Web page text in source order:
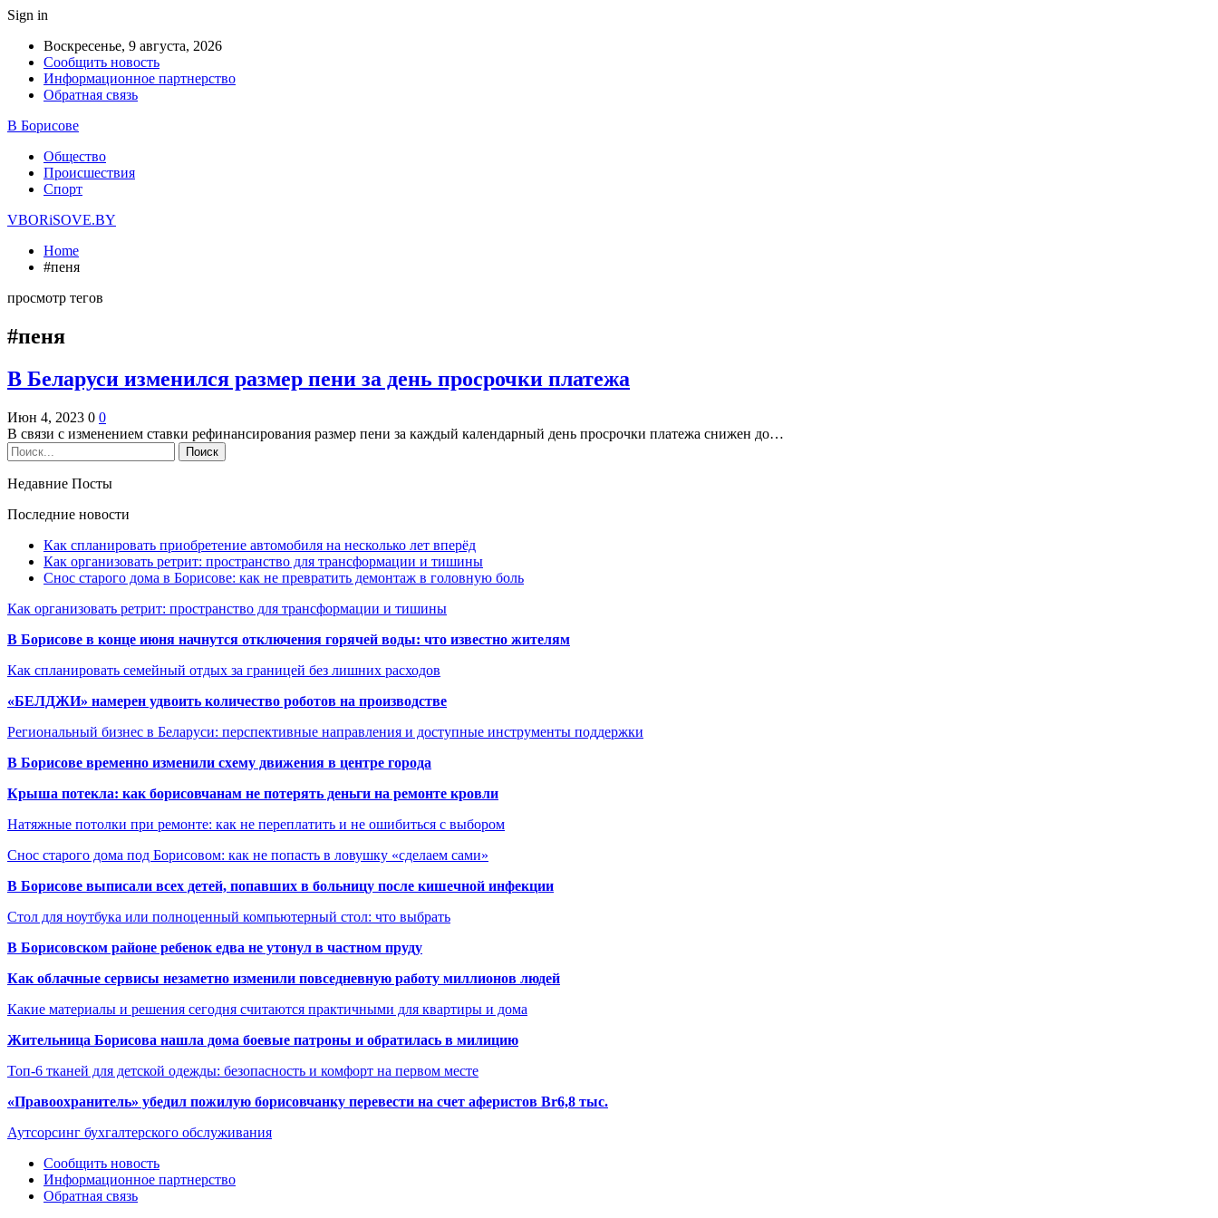
Sign in
Воскресенье, 9 августа, 2026
Сообщить новость
Информационное партнерство
Обратная связь
В Борисове
Общество
Происшествия
Спорт
VBORiSOVE.BY
Home
#пеня
просмотр тегов
#пеня
В Беларуси изменился размер пени за день просрочки платежа
Июн 4, 2023 0 0
В связи с изменением ставки рефинансирования размер пени за каждый календарный день просрочки платежа снижен до…
Недавние Посты
Последние новости
Как спланировать приобретение автомобиля на несколько лет вперёд
Как организовать ретрит: пространство для трансформации и тишины
Снос старого дома в Борисове: как не превратить демонтаж в головную боль
Как организовать ретрит: пространство для трансформации и тишины
В Борисове в конце июня начнутся отключения горячей воды: что известно жителям
Как спланировать семейный отдых за границей без лишних расходов
«БЕЛДЖИ» намерен удвоить количество роботов на производстве
Региональный бизнес в Беларуси: перспективные направления и доступные инструменты поддержки
В Борисове временно изменили схему движения в центре города
Крыша потекла: как борисовчанам не потерять деньги на ремонте кровли
Натяжные потолки при ремонте: как не переплатить и не ошибиться с выбором
Снос старого дома под Борисовом: как не попасть в ловушку «сделаем сами»
В Борисове выписали всех детей, попавших в больницу после кишечной инфекции
Стол для ноутбука или полноценный компьютерный стол: что выбрать
В Борисовском районе ребенок едва не утонул в частном пруду
Как облачные сервисы незаметно изменили повседневную работу миллионов людей
Какие материалы и решения сегодня считаются практичными для квартиры и дома
Жительница Борисова нашла дома боевые патроны и обратилась в милицию
Топ-6 тканей для детской одежды: безопасность и комфорт на первом месте
«Правоохранитель» убедил пожилую борисовчанку перевести на счет аферистов Br6,8 тыс.
Аутсорсинг бухгалтерского обслуживания
Сообщить новость
Информационное партнерство
Обратная связь